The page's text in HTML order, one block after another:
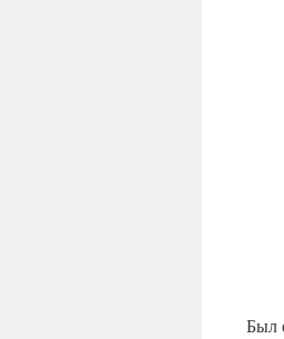
Был